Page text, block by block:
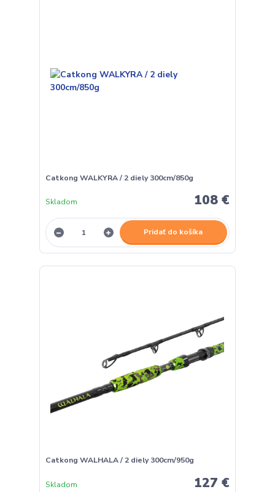
Catkong WALKYRA / 2 diely 300cm/850g
108 €
Skladom
Pridať do košíka
Catkong WALHALA / 2 diely 300cm/950g
127 €
Skladom